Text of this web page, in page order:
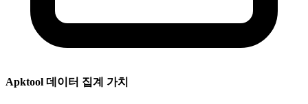
Apktool 데이터 집계 가치